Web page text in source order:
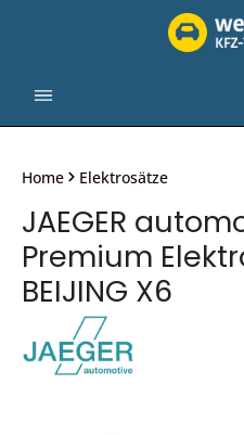
Home Elektrosätze
JAEGER
Premium
BEIJING X6